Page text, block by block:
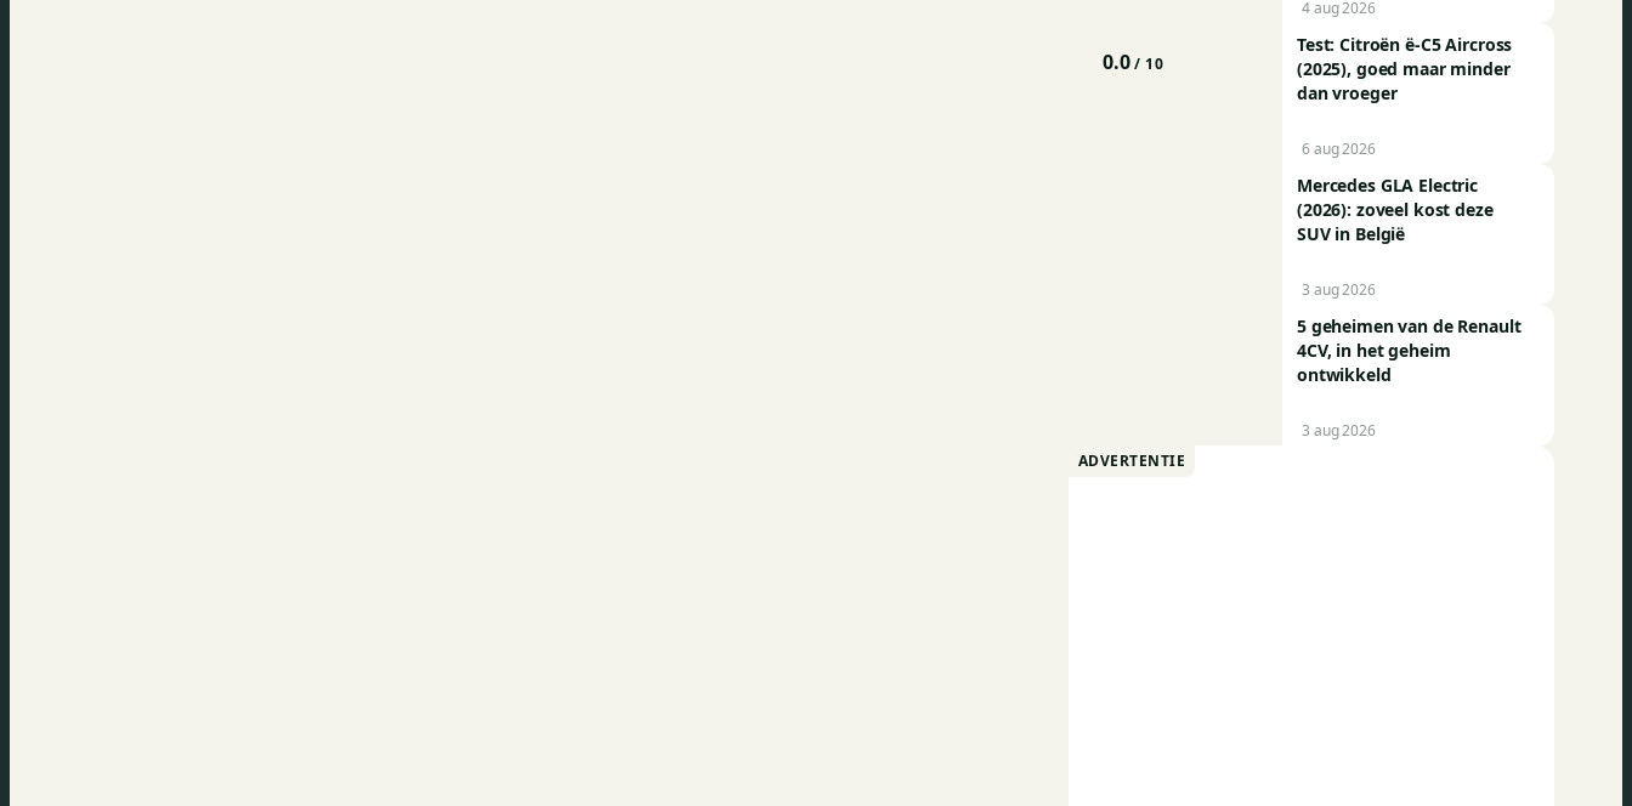
4 aug 2026
0.0/ 10
Test: Citroën ë-C5 Aircross
(2025), goed maar minder
dan vroeger
6 aug 2026
Mercedes GLA Electric
(2026): zoveel kost deze
SUV in België
3 aug 2026
5 geheimen van de Renault
4CV, in het geheim
ontwikkeld
3 aug 2026
ADVERTENTIE